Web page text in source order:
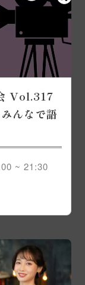
Vol.317
んなで語
~ 21:30